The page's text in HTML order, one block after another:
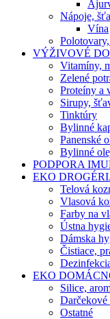
Nápoje,
Vína
VÝŽIVOVÉ
Vitamíny,
Zelené
Proteíny a
Sirupy,
Tinktúry
Bylinné
Panenské
Bylinné
PODPORA
EKO
Telová
Vlasová
Farby na
Ústna
Dámska
Čistiace,
EKO
Silice,
Darčekové
Ostatné